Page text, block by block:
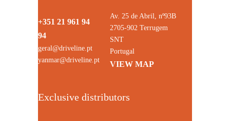
+351 21 961 94
94
geral@driveline.pt
yanmar@driveline.pt
Av. 25 de Abril, nº93B
2705-902 Terrugem
SNT
Portugal
VIEW MAP
Exclusive distributors